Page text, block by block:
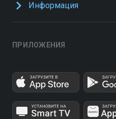
Информация
ПРИЛОЖЕНИЯ